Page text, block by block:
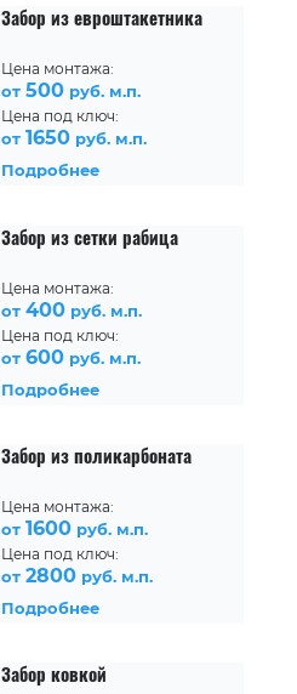
Забор из евроштакетника
Цена монтажа:
от 500 руб. м.п.
Цена под ключ:
от 1650 руб. м.п.
Подробнее
Забор из сетки рабица
Цена монтажа:
от 400 руб. м.п.
Цена под ключ:
от 600 руб. м.п.
Подробнее
Забор из поликарбоната
Цена монтажа:
от 1600 руб. м.п.
Цена под ключ:
от 2800 руб. м.п.
Подробнее
Забор ковкой